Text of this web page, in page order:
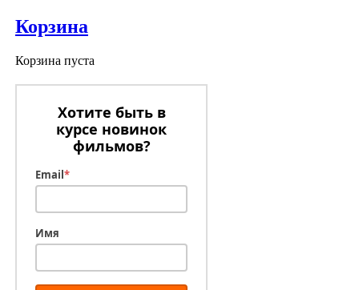
Корзина
Корзина пуста
Хотите быть в
курсе новинок
фильмов?
Email*
Имя